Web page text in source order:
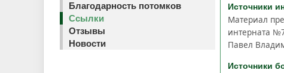
Благодарность потомков
Ссылки
Отзывы
Новости
Источники
Материал
интерната
Павел
Источники